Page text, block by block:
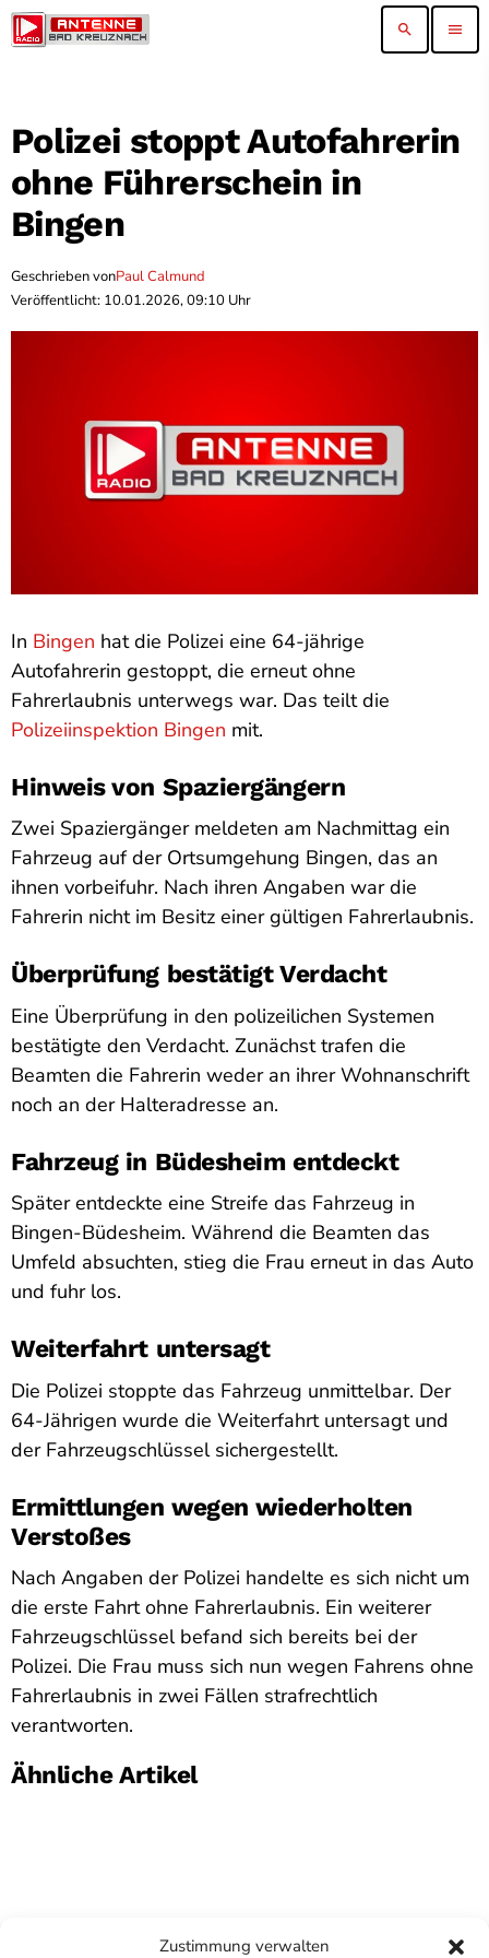
Zustimmung verwalten
search menu
Polizei stoppt Autofahrerin
ohne Führerschein in
Bingen
Geschrieben vonPaul Calmund
Veröffentlicht: 10.01.2026, 09:10 Uhr
In Bingen hat die Polizei eine 64-jährige
Autofahrerin gestoppt, die erneut ohne
Fahrerlaubnis unterwegs war. Das teilt die
Polizeiinspektion Bingen mit.
Hinweis von Spaziergängern
Zwei Spaziergänger meldeten am Nachmittag ein
Fahrzeug auf der Ortsumgehung Bingen, das an
ihnen vorbeifuhr. Nach ihren Angaben war die
Fahrerin nicht im Besitz einer gültigen Fahrerlaubnis.
Überprüfung bestätigt Verdacht
Eine Überprüfung in den polizeilichen Systemen
bestätigte den Verdacht. Zunächst trafen die
Beamten die Fahrerin weder an ihrer Wohnanschrift
noch an der Halteradresse an.
Fahrzeug in Büdesheim entdeckt
Später entdeckte eine Streife das Fahrzeug in
Bingen-Büdesheim. Während die Beamten das
Umfeld absuchten, stieg die Frau erneut in das Auto
und fuhr los.
Weiterfahrt untersagt
Die Polizei stoppte das Fahrzeug unmittelbar. Der
64-Jährigen wurde die Weiterfahrt untersagt und
der Fahrzeugschlüssel sichergestellt.
Ermittlungen wegen wiederholten
Verstoßes
Nach Angaben der Polizei handelte es sich nicht um
die erste Fahrt ohne Fahrerlaubnis. Ein weiterer
Fahrzeugschlüssel befand sich bereits bei der
Polizei. Die Frau muss sich nun wegen Fahrens ohne
Fahrerlaubnis in zwei Fällen strafrechtlich
verantworten.
Ähnliche Artikel